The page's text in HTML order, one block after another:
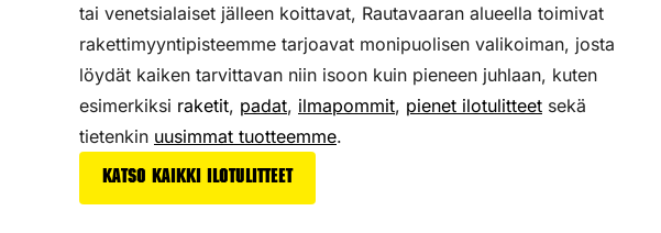
tai venetsialaiset jälleen koittavat, Rautavaaran alueella toimivat
rakettimyyntipisteemme tarjoavat monipuolisen valikoiman, josta
löydät kaiken tarvittavan niin isoon kuin pieneen juhlaan, kuten
esimerkiksi raketit, padat, ilmapommit, pienet ilotulitteet sekä
tietenkin uusimmat tuotteemme.
Katso kaikki ilotulitteet